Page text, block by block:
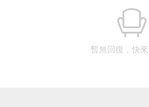
暫無回復，快